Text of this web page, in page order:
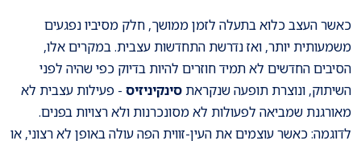
כאשר העצב כלוא בתעלה לזמן ממושך, חלק מסיביו נפגעים
משמעותית יותר, ואז נדרשת התחדשות עצבית. במקרים אלו,
הסיבים החדשים לא תמיד חוזרים להיות בדיוק כפי שהיה לפני
השיתוק, ונוצרת תופעה שנקראתסינקיניזיס - פעילות עצבית לא
מאורגנת שמביאה לפעולות לא מסונכרנות ולא רצויות בפנים.
לדוגמה: כאשר עוצמים את העין-זווית הפה עולה באופן לא רצוני, או